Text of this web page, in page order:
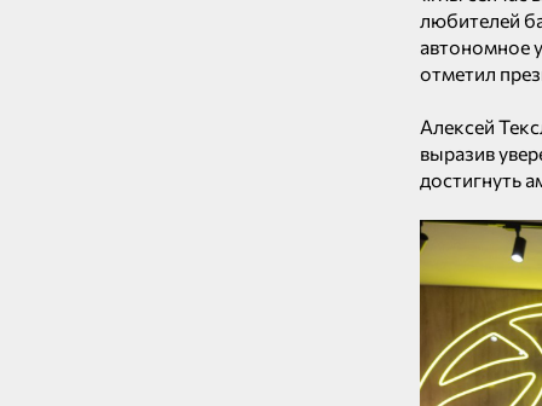
любителей
автономное
отметил
Алексей
выразив
достигнуть